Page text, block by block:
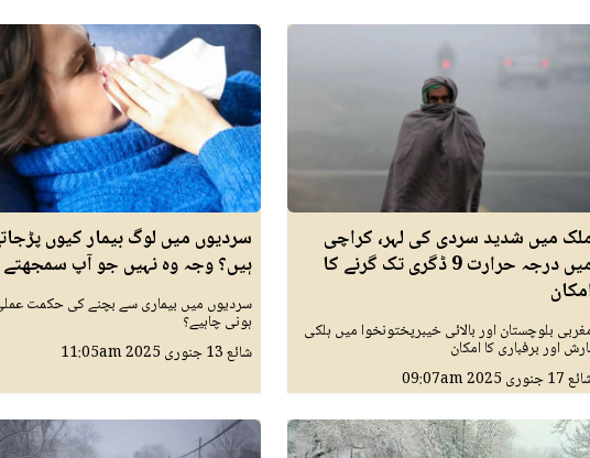
میں شدید سردی کی لہر، کراچی
میں درجہ حرارت 9 ڈگری تک گرنے کا
بلوچستان اور بالائی خیبرپختونخوا میں ہلکی
اور برفباری کا امکان
17 جنوری 2025 09:07am
سردیوں میں لوگ بیمار کیوں
ہیں؟ وجہ وہ نہیں جو آپ سمجھتے
سردیوں میں بیماری سے بچنے کی حکمت
ہونی چاہیے؟
شائع13 جنوری 2025 11:05am